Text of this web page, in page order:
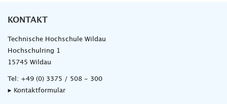
KONTAKT
Technische Hochschule Wildau
Hochschulring 1
15745 Wildau
Tel: +49 (0) 3375 / 508 - 300
▸ Kontaktformular